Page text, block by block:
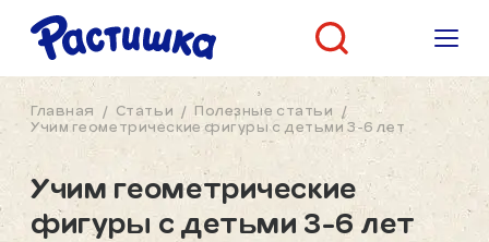
Главная / Статьи / Полезные статьи
/
Учим геометрические фигуры с детьми 3-6 лет
Учим геометрические
фигуры с детьми 3-6 лет